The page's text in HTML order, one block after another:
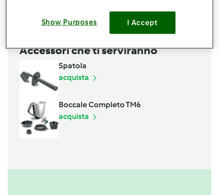
Accessori che ti serviranno
Spatola
acquista
Boccale Completo TM6
acquista
Show Purposes I Accept